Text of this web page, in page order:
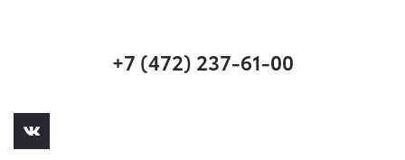
+7 (472) 237-61-00